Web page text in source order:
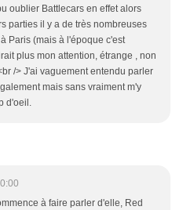
oublier Battlecars en effet alors
parties il y a de très nombreuses
Paris (mais à l'époque c'est
plus mon attention, étrange , non
/> J'ai vaguement entendu parler
mais sans vraiment m'y
d'oeil.
à faire parler d'elle, Red